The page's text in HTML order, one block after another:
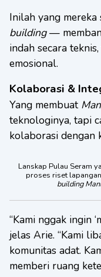
Inilah yang mereka
building—
indah secara
emosional.
Kolaborasi &
Yang membuat
teknologinya, tapi
kolaborasi dengan
Lanskap Pulau Seram
proses riset
building
“Kami nggak ingin
jelas Arie. “Kami
komunitas adat.
memberi ruang